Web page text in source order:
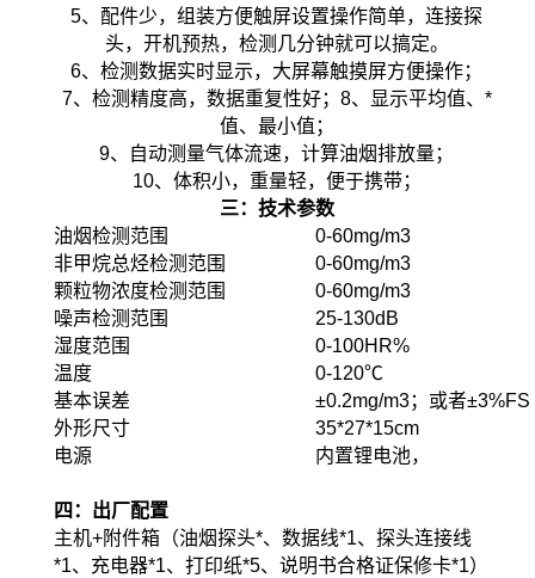
5、配件少，组装方便触屏设置操作简单，连接探
头，开机预热，检测几分钟就可以搞定。
6、检测数据实时显示，大屏幕触摸屏方便操作；
7、检测精度高，数据重复性好；8、显示平均值、*
值、最小值；
9、自动测量气体流速，计算油烟排放量；
10、体积小，重量轻，便于携带；
三：技术参数
油烟检测范围
0-60mg/m3
非甲烷总烃检测范围
0-60mg/m3
颗粒物浓度检测范围
0-60mg/m3
噪声检测范围
25-130dB
湿度范围
0-100HR%
温度
0-120℃
基本误差
±0.2mg/m3；或者±3%FS
外形尺寸
35*27*15cm
电源
内置锂电池，
四：出厂配置
主机+附件箱（油烟探头*、数据线*1、探头连接线
*1、充电器*1、打印纸*5、说明书合格证保修卡*1）